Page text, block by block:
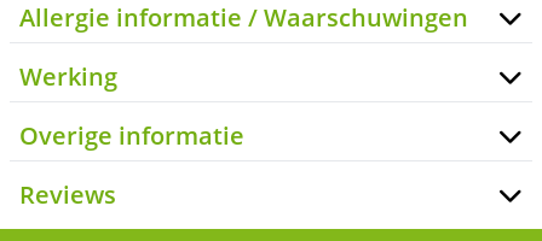
Allergie informatie / Waarschuwingen
Werking
Overige informatie
Reviews